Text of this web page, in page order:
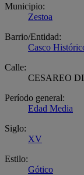
Municipio:
Zestoa
Barrio/Entidad:
Casco
Calle:
CESAREO
Período general:
Edad Media
Siglo:
XV
Estilo:
Gótico